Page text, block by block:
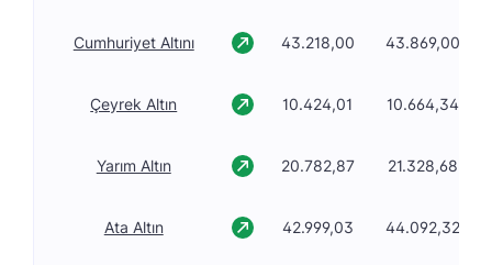
Cumhuriyet Altını 43.218,00 43.869,00
Çeyrek Altın 10.424,01 10.664,34
Yarım Altın 20.782,87 21.328,68
Ata Altın 42.999,03 44.092,32